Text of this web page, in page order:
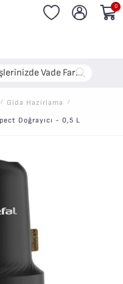
20.000 TL ve Üzeri Alışverişlerinizde Vade Farksız 6 Taksit!
0
/ Gida Hazirlama /
Doğrayıcı - 0,5 L